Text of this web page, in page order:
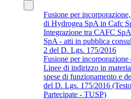
Fusione per
di Hydrogea SpA in Cafc
Integrazione tra CAFC
SpA - atti in pubblica
2 del D. Lgs. 175/2016
Fusione per
Linee di indirizzo in
spese di funzionamento e
del D. Lgs. 175/2016
Partecipate - TUSP)